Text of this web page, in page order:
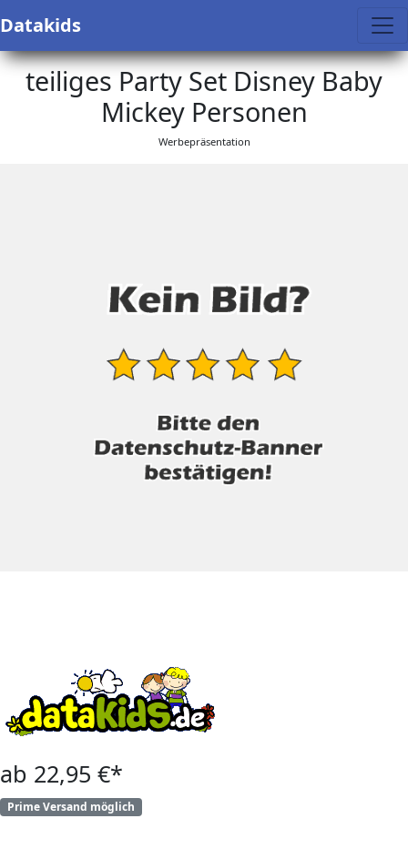
Datakids
teiliges Party Set Disney Baby
Mickey Personen
Werbepräsentation
ab 22,95 €*
Prime Versand möglich